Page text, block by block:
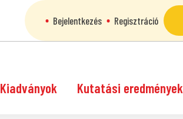
Bejelentkezés Regisztráció
Kiadványok Kutatási eredmények